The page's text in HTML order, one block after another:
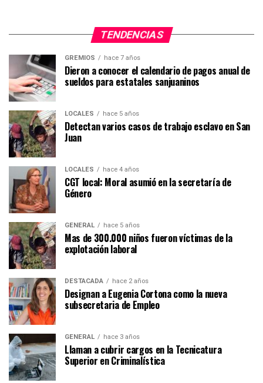
TENDENCIAS
GREMIOS hace 7 años
Dieron a conocer el calendario de pagos anual de
sueldos para estatales sanjuaninos
LOCALES hace 5 años
Detectan varios casos de trabajo esclavo en San
Juan
LOCALES hace 4 años
CGT local: Moral asumió en la secretaría de
Género
GENERAL hace 5 años
Mas de 300.000 niños fueron víctimas de la
explotación laboral
DESTACADA hace 2 años
Designan a Eugenia Cortona como la nueva
subsecretaria de Empleo
GENERAL hace 3 años
Llaman a cubrir cargos en la Tecnicatura
Superior en Criminalística